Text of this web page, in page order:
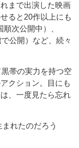
まで出演した映画
ると20作以上にも
次公開中）、
公開）など、続々
帯の実力を持つ空
クション。目にも
、一度見たら忘れ
れたのだろう